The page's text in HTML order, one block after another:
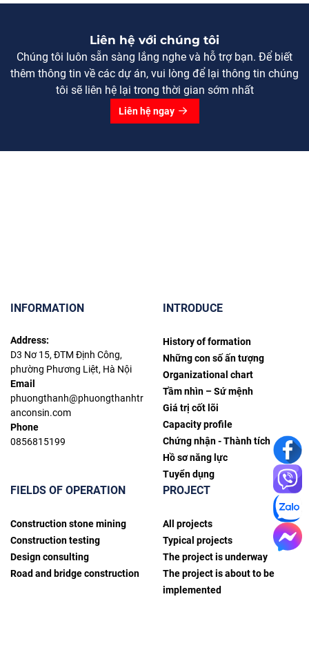
Liên hệ với chúng tôi
Chúng tôi luôn sẵn sàng lắng nghe và hỗ trợ bạn. Để biết
thêm thông tin về các dự án, vui lòng để lại thông tin chúng
tôi sẽ liên hệ lại trong thời gian sớm nhất
Liên hệ ngay
INFORMATION
Address:
D3 Nơ 15, ĐTM Định Công,
phường Phương Liệt, Hà Nội
Email
phuongthanh@phuongthanhtr
anconsin.com
Phone
0856815199
INTRODUCE
History of formation
Những con số ấn tượng
Organizational chart
Tầm nhìn – Sứ mệnh
Giá trị cốt lõi
Capacity profile
Chứng nhận - Thành tích
Hồ sơ năng lực
Tuyển dụng
FIELDS OF OPERATION
Construction stone mining
Construction testing
Design consulting
Road and bridge construction
PROJECT
All projects
Typical projects
The project is underway
The project is about to be
implemented